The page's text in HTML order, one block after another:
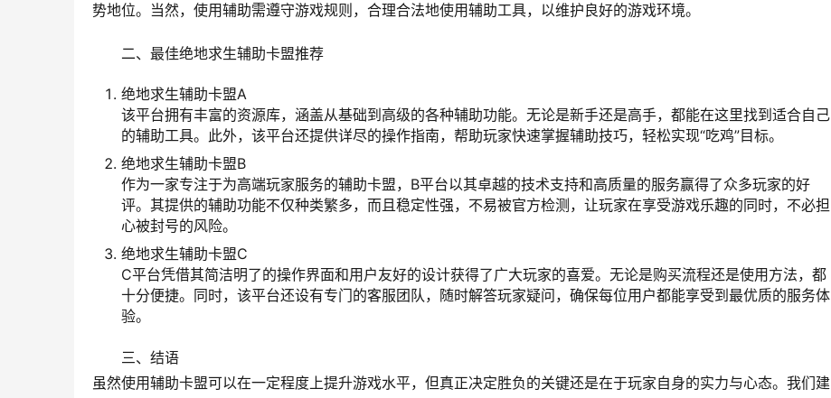
势地位。当然，使用辅助需遵守游戏规则，合理合法地使用辅助工具，以维护良好的游戏环境。
二、最佳绝地求生辅助卡盟推荐
绝地求生辅助卡盟A
该平台拥有丰富的资源库，涵盖从基础到高级的各种辅助功能。无论是新手还是高手，都能在这里找到适合自己
的辅助工具。此外，该平台还提供详尽的操作指南，帮助玩家快速掌握辅助技巧，轻松实现“吃鸡”目标。
绝地求生辅助卡盟B
作为一家专注于为高端玩家服务的辅助卡盟，B平台以其卓越的技术支持和高质量的服务赢得了众多玩家的好
评。其提供的辅助功能不仅种类繁多，而且稳定性强，不易被官方检测，让玩家在享受游戏乐趣的同时，不必担
心被封号的风险。
绝地求生辅助卡盟C
C平台凭借其简洁明了的操作界面和用户友好的设计获得了广大玩家的喜爱。无论是购买流程还是使用方法，都
十分便捷。同时，该平台还设有专门的客服团队，随时解答玩家疑问，确保每位用户都能享受到最优质的服务体
验。
三、结语
虽然使用辅助卡盟可以在一定程度上提升游戏水平，但真正决定胜负的关键还是在于玩家自身的实力与心态。我们建